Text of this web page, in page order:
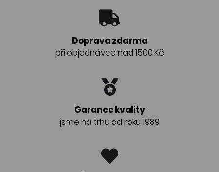
Doprava zdarma
při objednávce nad 1500 Kč
Garance kvality
jsme na trhu od roku 1989